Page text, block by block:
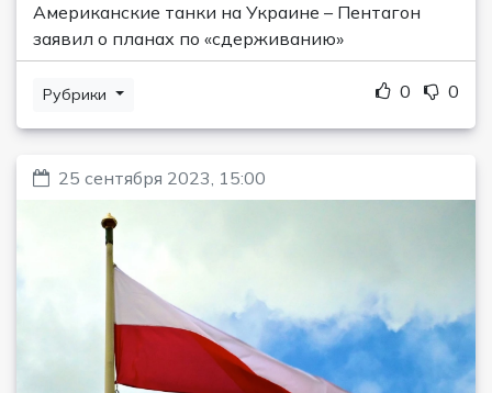
Американские танки на Украине – Пентагон
заявил о планах по «сдерживанию»
Рубрики 0 0
25 сентября 2023, 15:00